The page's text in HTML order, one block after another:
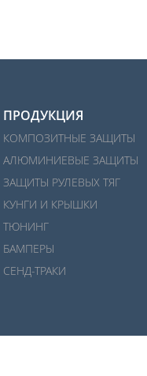
ПРОДУКЦИЯ
КОМПОЗИТНЫЕ ЗАЩИТЫ
АЛЮМИНИЕВЫЕ ЗАЩИТЫ
ЗАЩИТЫ РУЛЕВЫХ ТЯГ
КУНГИ И КРЫШКИ
ТЮНИНГ
БАМПЕРЫ
СЕНД-ТРАКИ